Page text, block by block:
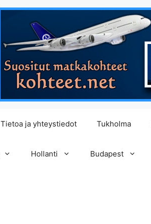
Tietoa ja yhteystiedot Tukholma
Hollanti Budapest